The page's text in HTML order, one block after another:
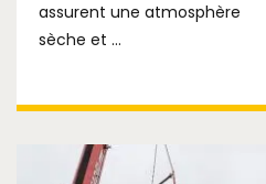
assurent une atmosphère
sèche et ...